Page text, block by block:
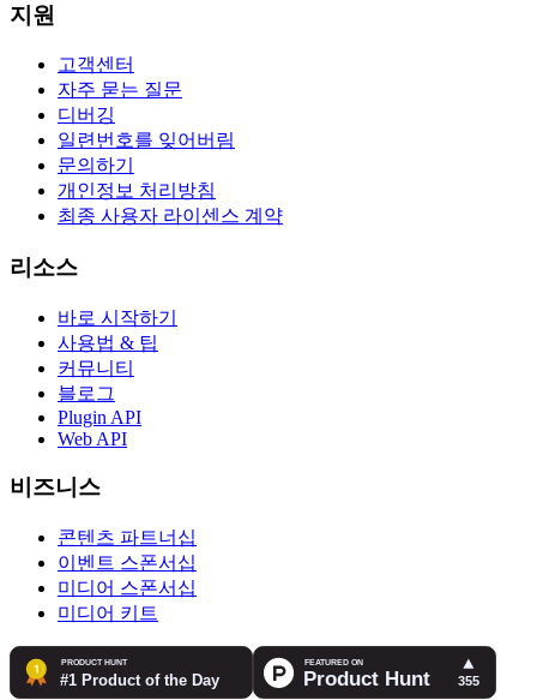
지원
고객센터
자주 묻는 질문
디버깅
일련번호를 잊어버림
문의하기
개인정보 처리방침
최종 사용자 라이센스 계약
리소스
바로 시작하기
사용법 & 팁
커뮤니티
블로그
Plugin API
Web API
비즈니스
콘텐츠 파트너십
이벤트 스폰서십
미디어 스폰서십
미디어 키트